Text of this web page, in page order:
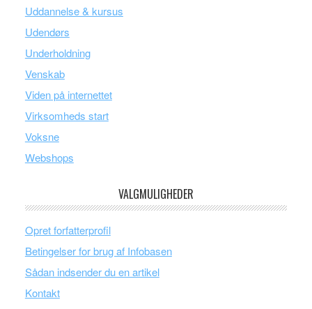
Uddannelse & kursus
Udendørs
Underholdning
Venskab
Viden på internettet
Virksomheds start
Voksne
Webshops
VALGMULIGHEDER
Opret forfatterprofil
Betingelser for brug af Infobasen
Sådan indsender du en artikel
Kontakt